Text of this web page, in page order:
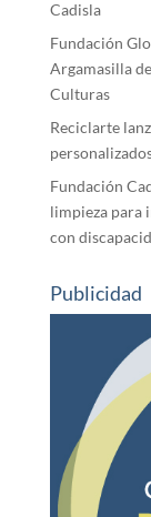
Cadisla
Fundación
Argamasilla
Culturas
Reciclarte
Fundación
limpieza para
con
Publicidad